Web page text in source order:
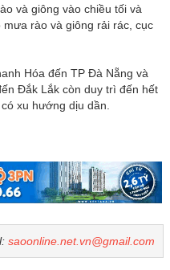
và giông vào chiều tối và
rào và giông rải rác, cục
Hóa đến TP Đà Nẵng và
Đắk Lắk còn duy trì đến hết
xu hướng dịu dần.
saoonline.net.vn@gmail.com